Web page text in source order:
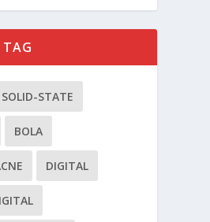
STATE
BOLA
DIGITAL